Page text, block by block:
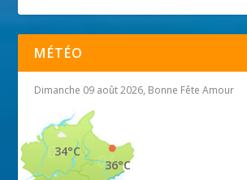
MÉTÉO
Dimanche 09 août 2026, Bonne Fête Amour
36°C
34°C